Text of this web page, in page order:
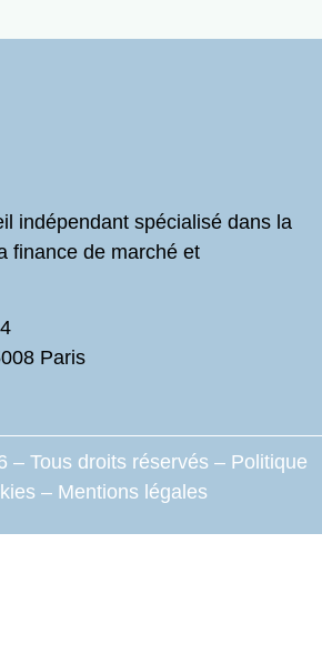
indépendant spécialisé dans la
finance de marché et
Paris
– Tous droits réservés – Politique
– Mentions légales